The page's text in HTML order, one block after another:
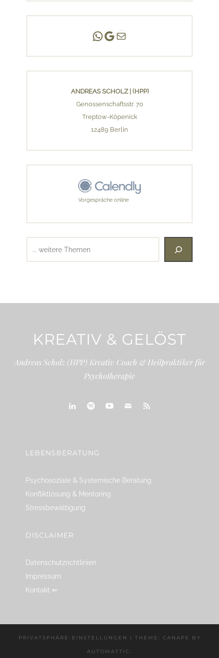
Andreas Scholz | (HPP)
Praxis Adlershof
E-Mail an mich ...
ANDREAS SCHOLZ | (HPP)
Genossenschaftsstr. 70
Treptow-Köpenick
12489 Berlin
Vorgespräche online
KREATIV & GELÖST
Andreas Scholz (HPP) Kreativ Coach & Heilpraktiker für
Psychotherapie
LEBENSBERATUNG
Psychosoziale & Systemische Beratung
Konfliktlösung & Mentoring
Stressbewältigung
DISCLAIMER
Datenschutzrichtlinien
Impressum
Kontakt ⇐
PRIVATSPHÄRE-EINSTELLUNGEN | THEME: CANAPE BY
AUTOMATTIC .